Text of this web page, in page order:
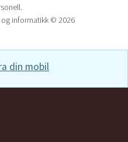
informatikk © 2026
din mobil